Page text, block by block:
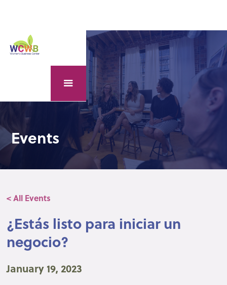
Events
< All Events
¿Estás listo para iniciar un
negocio?
January 19, 2023